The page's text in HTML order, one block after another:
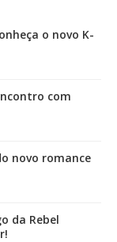
o novo K-
com
novo romance
da Rebel